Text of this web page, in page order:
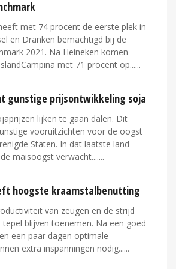
met 74 procent de eerste plek in
en Dranken bemachtigd bij de
2021. Na Heineken komen
met 71 procent op...
gunstige prijsontwikkeling soja
lijken te gaan dalen. Dit
vooruitzichten voor de oogst
Staten. In dat laatste land
maisoogst verwacht....
hoogste kraamstalbenutting
van zeugen en de strijd
blijven toenemen. Na een goed
een paar dagen optimale
extra inspanningen nodig...